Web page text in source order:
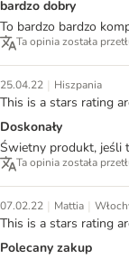
bardzo dobry
To bardzo bardzo
Ta opinia została
25.04.22 | Hiszpania
This is a stars rating
Doskonały
Świetny produkt, jeśli
Ta opinia została
07.02.22 | Mattia |
This is a stars rating
Polecany zakup